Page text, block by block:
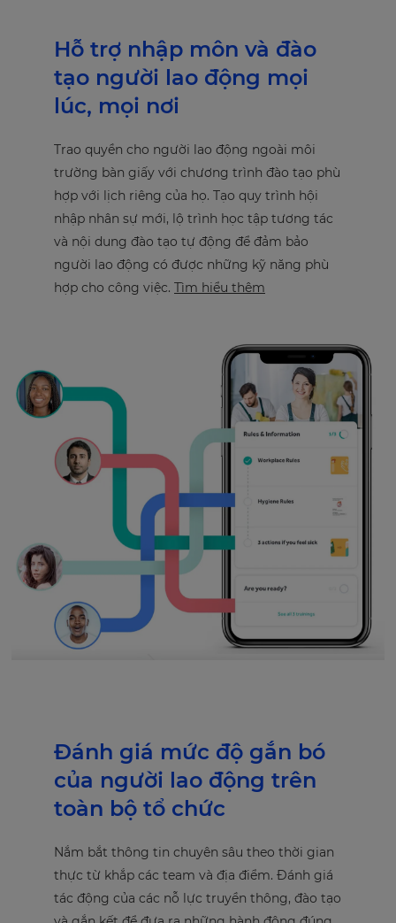
Hỗ trợ nhập môn và đào
tạo người lao động mọi
lúc, mọi nơi
Trao quyền cho người lao động ngoài môi
trường bàn giấy với chương trình đào tạo phù
hợp với lịch riêng của họ. Tạo quy trình hội
nhập nhân sự mới, lộ trình học tập tương tác
và nội dung đào tạo tự động để đảm bảo
người lao động có được những kỹ năng phù
hợp cho công việc. Tìm hiểu thêm
Đánh giá mức độ gắn bó
của người lao động trên
toàn bộ tổ chức
Nắm bắt thông tin chuyên sâu theo thời gian
thực từ khắp các team và địa điểm. Đánh giá
tác động của các nỗ lực truyền thông, đào tạo